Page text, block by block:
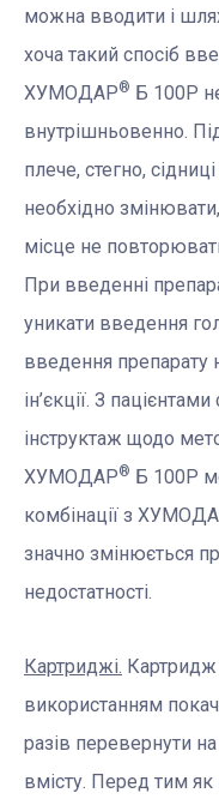
можна вводити і
хоча такий спосіб
ХУМОДАР® Б 100Р
внутрішньовенно.
плече, стегно,
необхідно
місце не
При введенні
уникати введення
введення препарату
ін’єкції. З
інструктаж щодо
ХУМОДАР® Б 100Р
комбінації з
значно змінюється
недостатності.
Картриджі. Картридж
використанням
разів перевернути
вмісту. Перед тим